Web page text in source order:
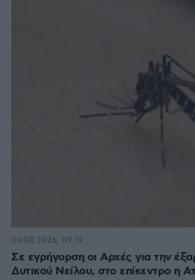
Σε εγρήγορση οι Αρχές για την
Δυτικού Νείλου, στο επίκεντρο η
09.08.2026, 09:19